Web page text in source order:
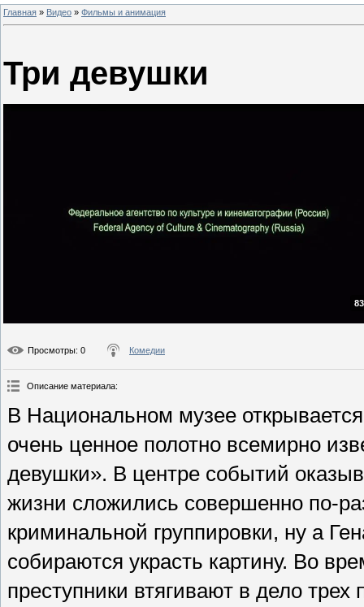
Главная » Видео » Фильмы и анимация
Три девушки
Просмотры: 0 Комедии
Описание материала:
В Национальном музее
очень ценное полотно всемирно
девушки». В центре событий
жизни сложились совершенно по-
криминальной группировки, ну а
собираются украсть картину. Во
преступники втягивают в дело